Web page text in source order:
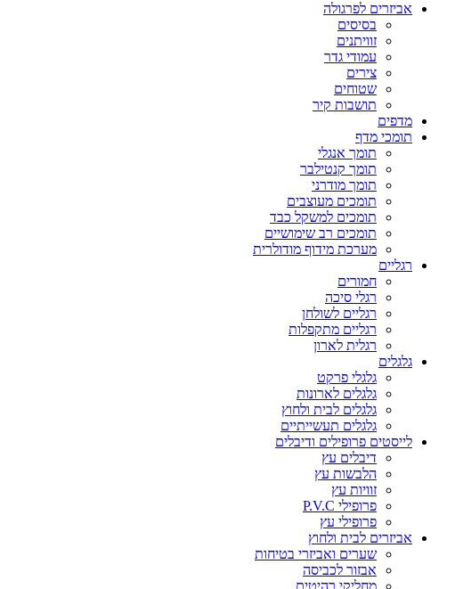
אביזרים לפרגולה
בסיסים
זוויתנים
עמודי גדר
צירים
שטוחים
תושבות קיר
מדפים
תומכי מדף
תומך אנגלי
תומך קנטילבר
תומך מודרני
תומכים מעוצבים
תומכים למשקל כבד
תומכים רב שימושיים
מערכת מידוף מודולרית
רגליים
חמורים
רגלי סיכה
רגליים לשולחן
רגליים מתקפלות
רגלית לארון
גלגלים
גלגלי פרקט
גלגלים לארונות
גלגלים לבית ולחוץ
גלגלים תעשייתיים
לייסטים פרופילים ודיבלים
דיבלים עץ
הלבשות עץ
זוויות עץ
פרופילי P.V.C
פרופילי עץ
אביזרים לבית ולחוץ
שערים ואביזרי בטיחות
אבזור לכביסה
מחליקי רהיטים